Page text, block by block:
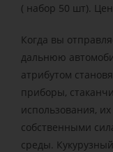
( набор 50 шт).
Когда вы
дальнюю
атрибутом
приборы,
использования,
собственными
среды.